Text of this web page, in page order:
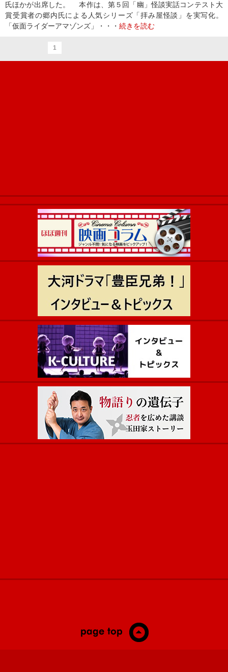
氏ほかが出席した。 本作は、第５回「幽」怪談実話コンテスト大
賞受賞者の郷内氏による人気シリーズ「拝み屋怪談」を実写化。
「仮面ライダーアマゾンズ」・・・ 続きを読む
1